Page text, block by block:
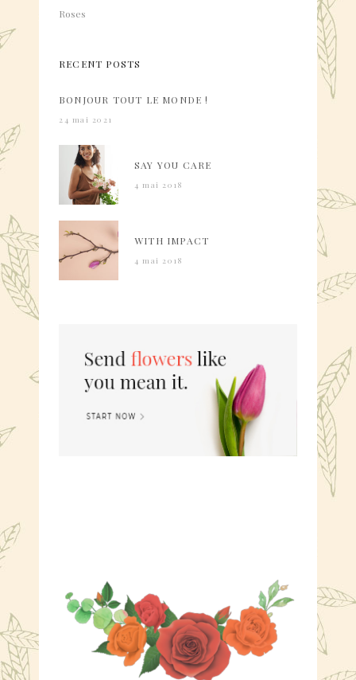
Roses
RECENT POSTS
BONJOUR TOUT LE MONDE !
24 mai 2021
SAY YOU CARE
4 mai 2018
WITH IMPACT
4 mai 2018